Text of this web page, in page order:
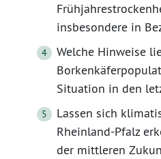
insbesondere in
Welche Hinweise
Situation in den
Lassen sich
Rheinland-Pfalz
der mittleren